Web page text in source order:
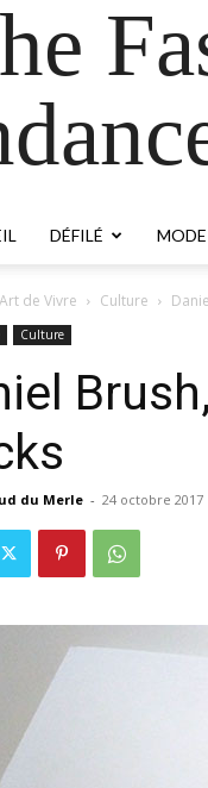
DÉFILÉ MODE
Art de Vivre Culture
Culture
du Merle - 24 octobre 2017